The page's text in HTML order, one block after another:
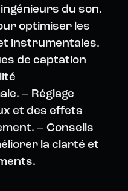
du son.
optimiser les
instrumentales.
de captation
– Réglage
et des effets
– Conseils
la clarté et